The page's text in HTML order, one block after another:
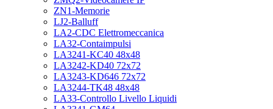
ZN1-Memorie
LJ2-Balluff
LA2-CDC Elettromeccanica
LA32-Contaimpulsi
LA3241-KC40 48x48
LA3242-KD40 72x72
LA3243-KD646 72x72
LA3244-TK48 48x48
LA33-Controllo Livello Liquidi